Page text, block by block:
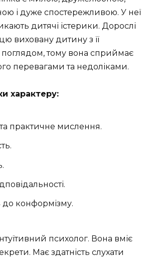
і дуже спостережливою. У неї
дитячі істерики. Дорослі
виховану дитину з її
тому вона сприймає
перевагами та недоліками.
характеру:
та практичне мислення.
до конформізму.
психолог. Вона вміє
Має здатність слухати